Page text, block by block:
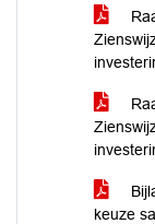
keuze